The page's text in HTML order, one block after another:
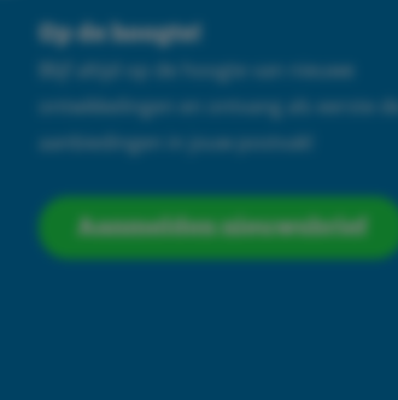
Op de hoogte!
Blijf altijd op de hoogte van nieuwe
ontwikkelingen en ontvang als eerste de
aanbiedingen in jouw postvak!
Aanmelden nieuwsbrief